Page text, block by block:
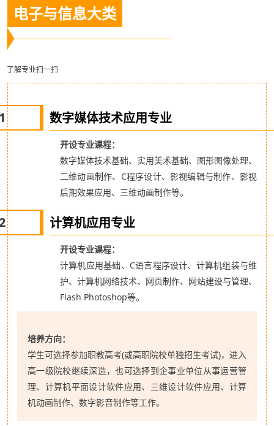
电子与信息大类
了解专业扫一扫
数字媒体技术应用专业
开设专业课程：
数字媒体技术基础、实用美术基础、图形图像处理、
二维动画制作、C程序设计、影视编辑与制作、影视
后期效果应用、三维动画制作等。
计算机应用专业
开设专业课程：
计算机应用基础、C语言程序设计、计算机组装与维
护、计算机网络技术、网页制作、网站建设与管理、
Flash Photoshop等。
培养方向：
学生可选择参加职教高考(或高职院校单独招生考试)，进入
高一级院校继续深造，也可选择到企事业单位从事运营管
理、计算机平面设计软件应用、三维设计软件应用、计算
机动画制作、数字影音制作等工作。